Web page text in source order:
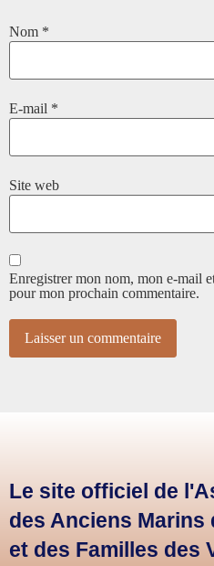
Nom *
E-mail *
Site web
Enregistrer mon nom, mon e-mail
pour mon prochain commentaire.
Le site officiel de
des Anciens Marins
et des Familles des